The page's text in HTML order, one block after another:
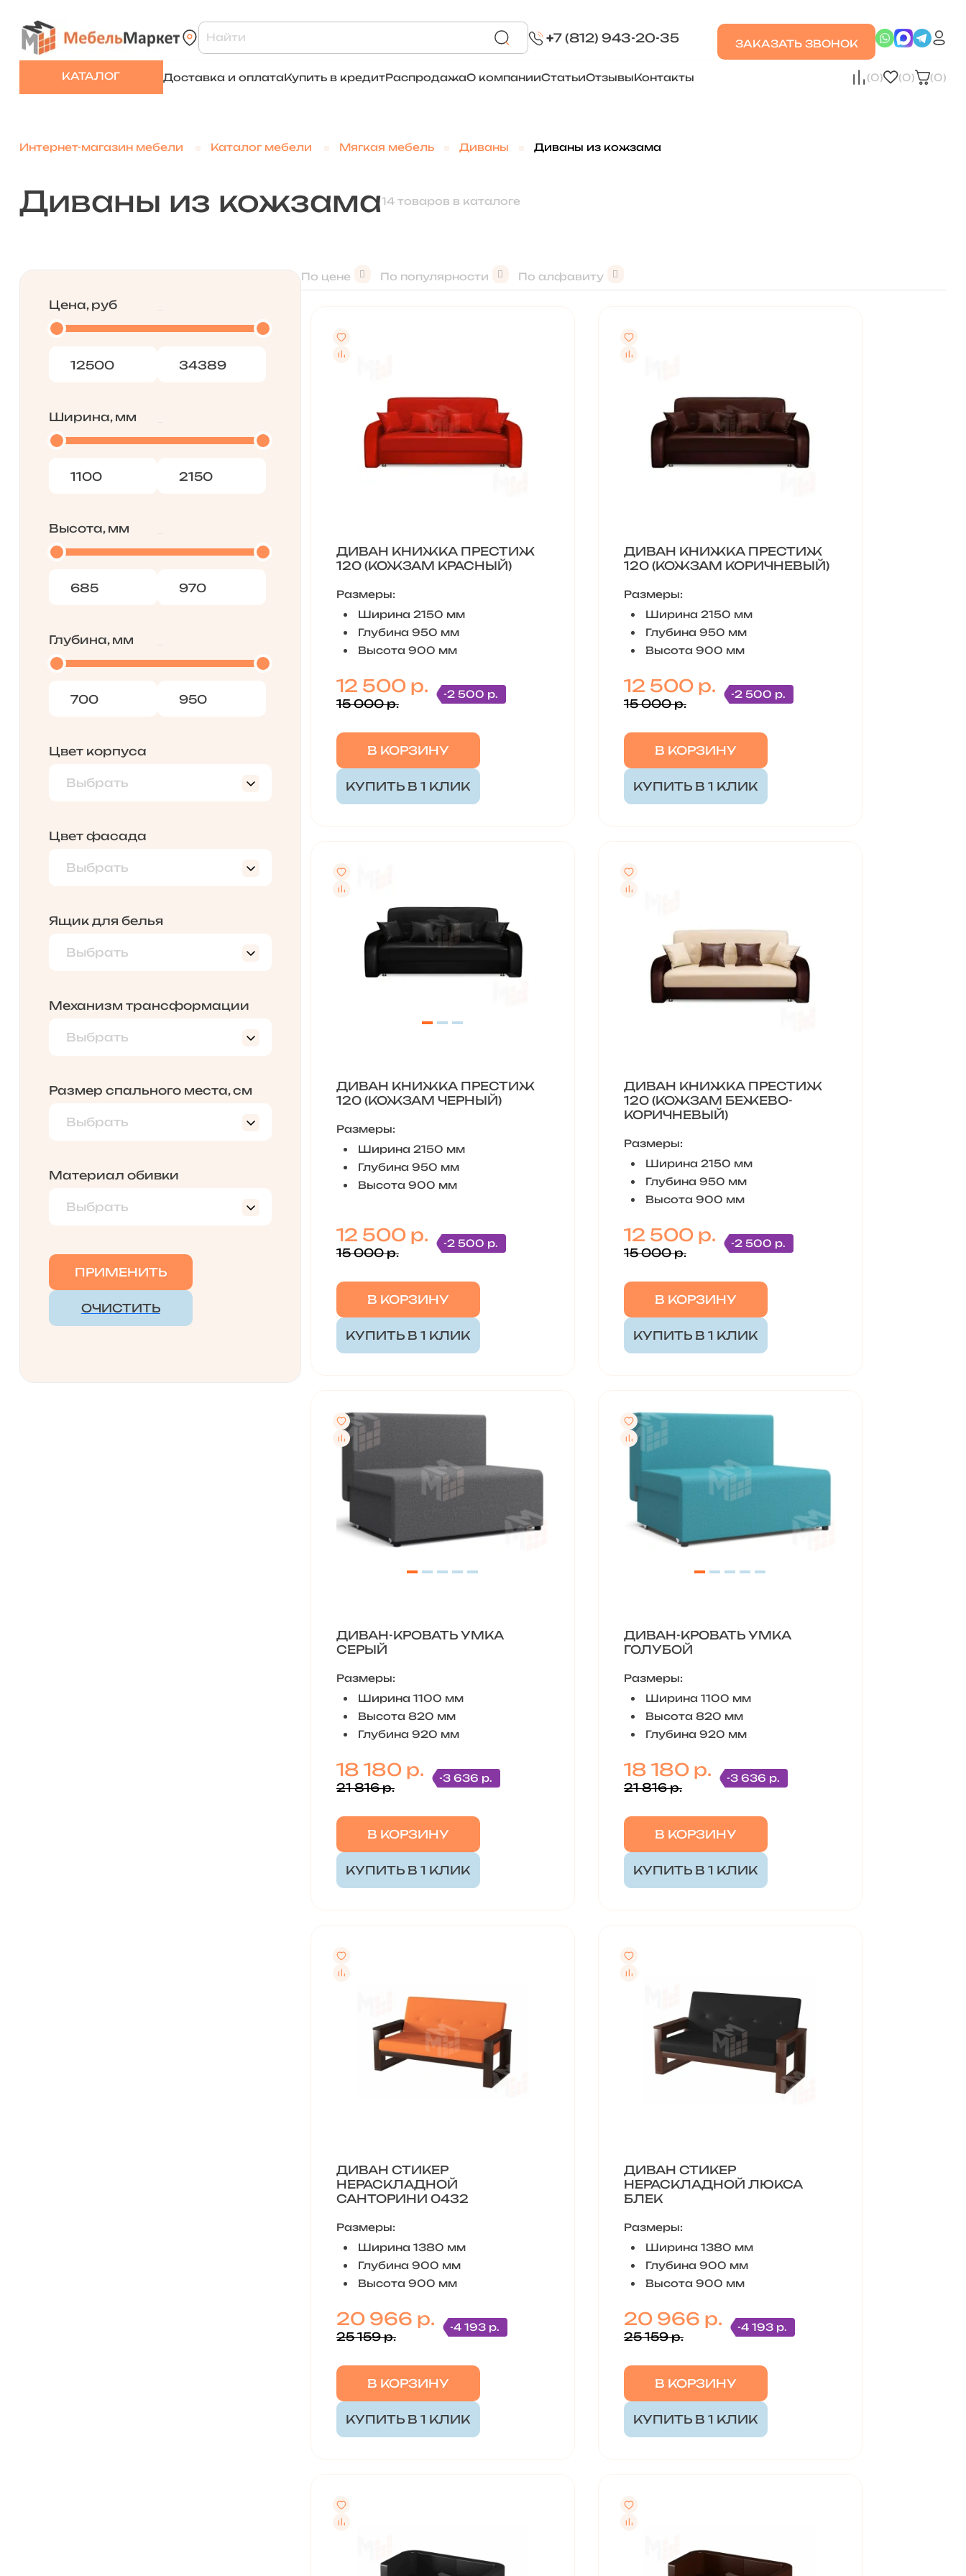
+7 (812) 943-20-35 ЗАКАЗАТЬ ЗВОНОК
КАТАЛОГ Доставка и оплатаКупить в кредитРаспродажаО компанииСтатьиОтзывыКонтакты (0) (0) (0)
Интернет-магазин мебели Каталог мебели Мягкая мебель Диваны Диваны из кожзама
Диваны из кожзама14 товаров в каталоге
Цена, руб
Ширина, мм
Высота, мм
Глубина, мм
Цвет корпуса
Выбрать
Люкса Блек
Цвет фасада
Выбрать
Остин Крем/Остин Умбер
Ящик для белья
Выбрать
Есть
Механизм трансформации
Выбрать
Еврокнижка
Размер спального места, см
Выбрать
120*190
Материал обивки
Выбрать
экокожа
ПРИМЕНИТЬ
ОЧИСТИТЬ
По цене По популярности По алфавиту
ДИВАН КНИЖКА ПРЕСТИЖ
120 (КОЖЗАМ КРАСНЫЙ)
Размеры:
Ширина 2150 мм
Глубина 950 мм
Высота 900 мм
12 500 р.
15 000 р.
-2 500 р.
В КОРЗИНУ
КУПИТЬ В 1 КЛИК
ДИВАН КНИЖКА ПРЕСТИЖ
120 (КОЖЗАМ КОРИЧНЕВЫЙ)
Размеры:
Ширина 2150 мм
Глубина 950 мм
Высота 900 мм
12 500 р.
15 000 р.
-2 500 р.
В КОРЗИНУ
КУПИТЬ В 1 КЛИК
ДИВАН КНИЖКА ПРЕСТИЖ
120 (КОЖЗАМ ЧЕРНЫЙ)
Размеры:
Ширина 2150 мм
Глубина 950 мм
Высота 900 мм
12 500 р.
15 000 р.
-2 500 р.
В КОРЗИНУ
КУПИТЬ В 1 КЛИК
ДИВАН КНИЖКА ПРЕСТИЖ
120 (КОЖЗАМ БЕЖЕВО-
КОРИЧНЕВЫЙ)
Размеры:
Ширина 2150 мм
Глубина 950 мм
Высота 900 мм
12 500 р.
15 000 р.
-2 500 р.
В КОРЗИНУ
КУПИТЬ В 1 КЛИК
ДИВАН-КРОВАТЬ УМКА
СЕРЫЙ
Размеры:
Ширина 1100 мм
Высота 820 мм
Глубина 920 мм
18 180 р.
21 816 р.
-3 636 р.
В КОРЗИНУ
КУПИТЬ В 1 КЛИК
ДИВАН-КРОВАТЬ УМКА
ГОЛУБОЙ
Размеры:
Ширина 1100 мм
Высота 820 мм
Глубина 920 мм
18 180 р.
21 816 р.
-3 636 р.
В КОРЗИНУ
КУПИТЬ В 1 КЛИК
ДИВАН СТИКЕР
НЕРАСКЛАДНОЙ
САНТОРИНИ 0432
Размеры:
Ширина 1380 мм
Глубина 900 мм
Высота 900 мм
20 966 р.
25 159 р.
-4 193 р.
В КОРЗИНУ
КУПИТЬ В 1 КЛИК
ДИВАН СТИКЕР
НЕРАСКЛАДНОЙ ЛЮКСА
БЛЕК
Размеры:
Ширина 1380 мм
Глубина 900 мм
Высота 900 мм
20 966 р.
25 159 р.
-4 193 р.
В КОРЗИНУ
КУПИТЬ В 1 КЛИК